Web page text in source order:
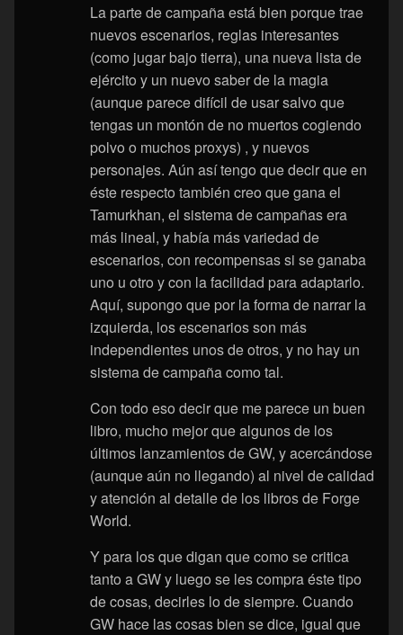
La parte de campaña está bien porque trae
nuevos escenarios, reglas interesantes
(como jugar bajo tierra), una nueva lista de
ejército y un nuevo saber de la magia
(aunque parece difícil de usar salvo que
tengas un montón de no muertos cogiendo
polvo o muchos proxys) , y nuevos
personajes. Aún así tengo que decir que en
éste respecto también creo que gana el
Tamurkhan, el sistema de campañas era
más lineal, y había más variedad de
escenarios, con recompensas si se ganaba
uno u otro y con la facilidad para adaptarlo.
Aquí, supongo que por la forma de narrar la
izquierda, los escenarios son más
independientes unos de otros, y no hay un
sistema de campaña como tal.
Con todo eso decir que me parece un buen
libro, mucho mejor que algunos de los
últimos lanzamientos de GW, y acercándose
(aunque aún no llegando) al nivel de calidad
y atención al detalle de los libros de Forge
World.
Y para los que digan que como se critica
tanto a GW y luego se les compra éste tipo
de cosas, decirles lo de siempre. Cuando
GW hace las cosas bien se dice, igual que